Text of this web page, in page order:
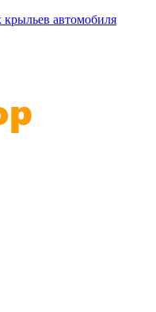
крыльев автомобиля